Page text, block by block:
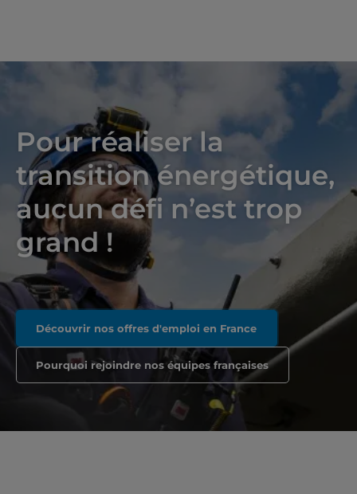
Pour réaliser la
transition énergétique,
aucun défi n’est trop
grand !
Découvrir nos offres d'emploi en France
Pourquoi rejoindre nos équipes françaises